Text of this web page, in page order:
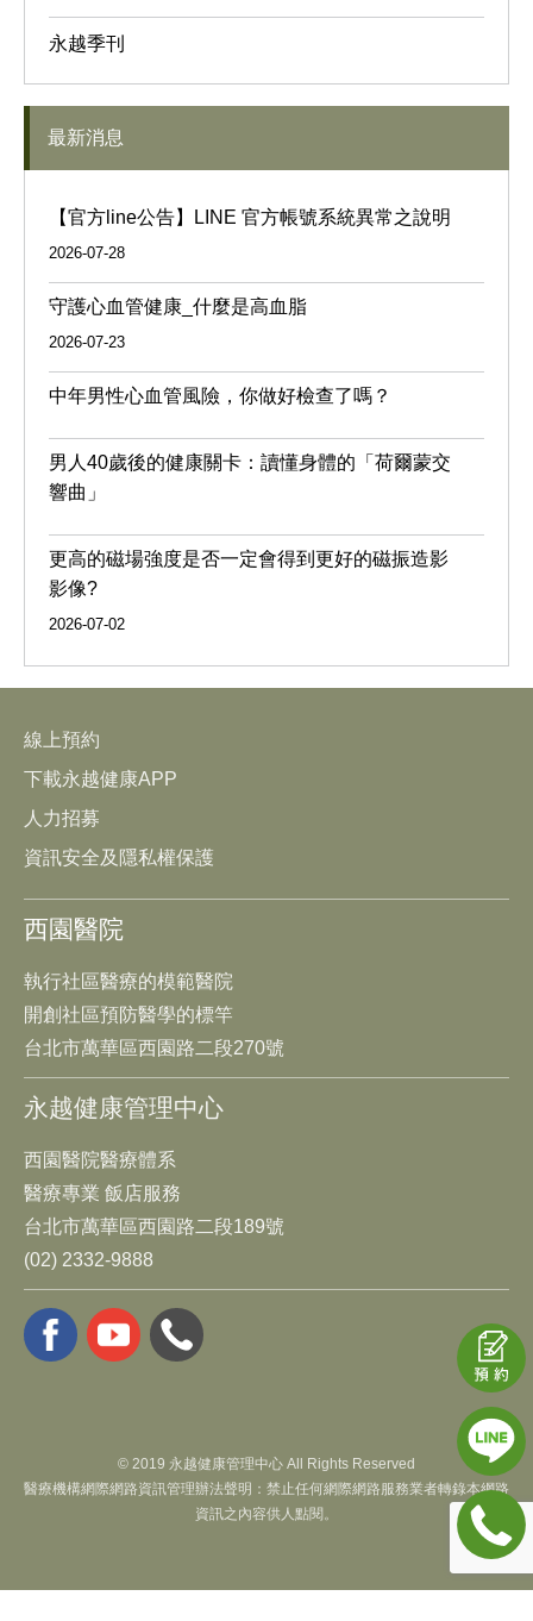
永越季刊
最新消息
【官方line公告】LINE 官方帳號系統異常之說明
2026-07-28
守護心血管健康_什麼是高血脂
2026-07-23
中年男性心血管風險，你做好檢查了嗎？
男人40歲後的健康關卡：讀懂身體的「荷爾蒙交
響曲」
更高的磁場強度是否一定會得到更好的磁振造影
影像?
2026-07-02
線上預約
下載永越健康APP
人力招募
資訊安全及隱私權保護
西園醫院
執行社區醫療的模範醫院
開創社區預防醫學的標竿
台北市萬華區西園路二段270號
永越健康管理中心
西園醫院醫療體系
醫療專業 飯店服務
台北市萬華區西園路二段189號
(02) 2332-9888
© 2019 永越健康管理中心 All Rights Reserved
醫療機構網際網路資訊管理辦法聲明：禁止任何網際網路服務業者轉錄本網路
資訊之內容供人點閱。